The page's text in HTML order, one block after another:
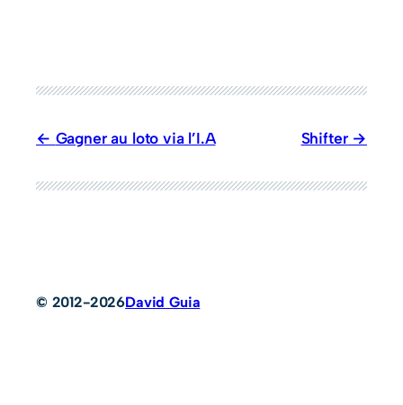
Gagner au loto via l’I.A Shifter
© 2012-2026David Guia